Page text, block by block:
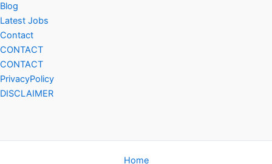
Blog
Latest Jobs
Contact
CONTACT
CONTACT
PrivacyPolicy
DISCLAIMER
Home